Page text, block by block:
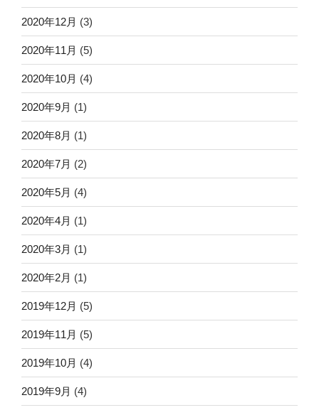
2020年12月 (3)
2020年11月 (5)
2020年10月 (4)
2020年9月 (1)
2020年8月 (1)
2020年7月 (2)
2020年5月 (4)
2020年4月 (1)
2020年3月 (1)
2020年2月 (1)
2019年12月 (5)
2019年11月 (5)
2019年10月 (4)
2019年9月 (4)